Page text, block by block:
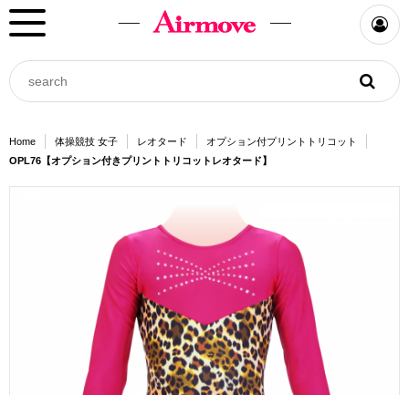
Home 体操競技 女子 レオタード
オプション付プリントトリコット
OPL76【オプション付きプリントトリコットレオタード】